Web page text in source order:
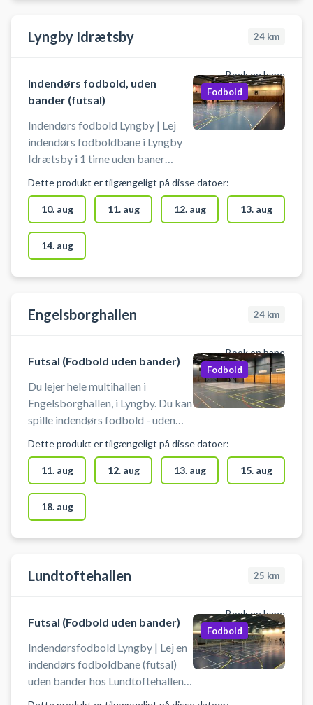
Lyngby Idrætsby 24 km
Book en bane
Indendørs fodbold, uden
bander (futsal)
Indendørs fodbold Lyngby | Lej
indendørs fodboldbane i Lyngby
Idrætsby i 1 time uden baner
fodboldbane og spil indendørs
fodbold i Lyngby i Idrætsbyens
multihal 2, hvor du lejer hele hallen.
Der er mulighed for omklædning
og gratis parkering ved booking
af indendørs fodboldbane i
Fodbold
Dette produkt er tilgængeligt på disse datoer:
10. aug 11. aug 12. aug 13. aug
14. aug
Engelsborghallen 24 km
Book en bane
Futsal (Fodbold uden bander)
Du lejer hele multihallen i
Engelsborghallen, i Lyngby. Du kan
spille indendørs fodbold - uden
omklædning.
Fodbold
Dette produkt er tilgængeligt på disse datoer:
11. aug 12. aug 13. aug 15. aug
18. aug
Lundtoftehallen 25 km
Book en bane
Futsal (Fodbold uden bander)
Indendørsfodbold Lyngby | Lej en
indendørs fodboldbane (futsal)
uden bander hos Lundtoftehallen i
Fodbold